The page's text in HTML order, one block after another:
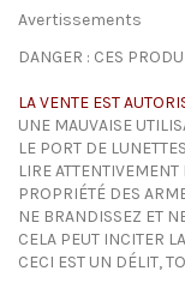
Avertissements
DANGER : CES
LA VENTE EST
UNE MAUVAISE
LE PORT DE
LIRE
PROPRIÉTÉ DES
NE BRANDISSEZ ET
CELA PEUT INCITER
CECI EST UN DÉLIT,